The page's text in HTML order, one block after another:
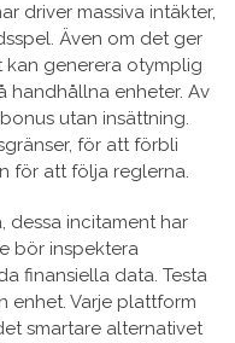
driver massiva intäkter,
Även om det ger
generera otymplig
handhållna enheter. Av
utan insättning.
för att förbli
för att följa reglerna.
dessa incitament har
bör inspektera
finansiella data. Testa
enhet. Varje plattform
smartare alternativet